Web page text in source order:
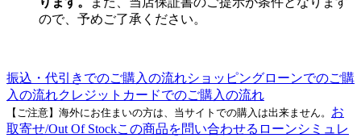
ので、予めご了承ください。
振込・代引きでのご購入の流れショッピングローンでのご購
入の流れクレジットカードでのご購入の流れ
【ご注意】海外にお住まいの方は、当サイトでの購入は出来ません。 お
取寄せ/Out Of Stockこの商品を問い合わせる ローンシミュレ